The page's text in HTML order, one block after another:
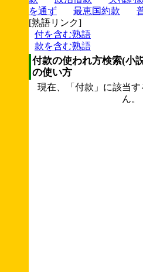
を通ず
最恵国約款
[熟語リンク]
付を含む熟語
款を含む熟語
付款の使われ方検索(小
の使い方
現在、「付款」に該当
ん。